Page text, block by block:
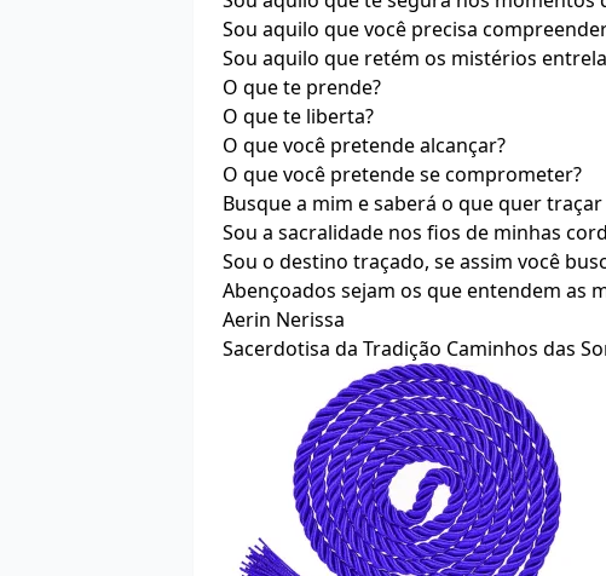
Sou aquilo que você precisa
Sou aquilo que retém os mistérios
O que te prende?
O que te liberta?
O que você pretende alcançar?
O que você pretende se comprometer?
Busque a mim e saberá o que quer
Sou a sacralidade nos fios de minhas
Sou o destino traçado, se assim você
Abençoados sejam os que entendem as
Aerin Nerissa
Sacerdotisa da Tradição Caminhos das